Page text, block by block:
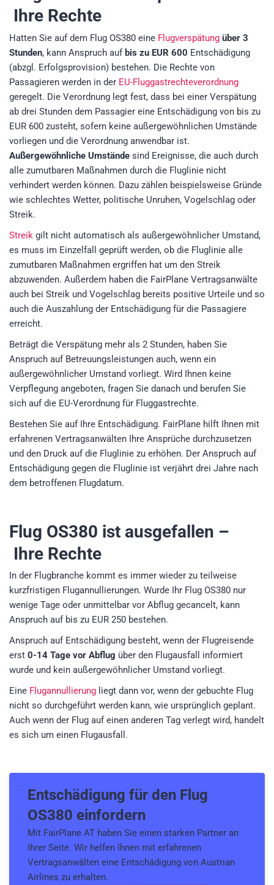
Ihre Rechte
Hatten Sie auf dem Flug OS380 eine Flugverspätung über 3
Stunden, kann Anspruch auf bis zu EUR 600 Entschädigung
(abzgl. Erfolgsprovision) bestehen. Die Rechte von
Passagieren werden in der EU-Fluggastrechteverordnung
geregelt. Die Verordnung legt fest, dass bei einer Verspätung
ab drei Stunden dem Passagier eine Entschädigung von bis zu
EUR 600 zusteht, sofern keine außergewöhnlichen Umstände
vorliegen und die Verordnung anwendbar ist.
Außergewöhnliche Umstände sind Ereignisse, die auch durch
alle zumutbaren Maßnahmen durch die Fluglinie nicht
verhindert werden können. Dazu zählen beispielsweise Gründe
wie schlechtes Wetter, politische Unruhen, Vogelschlag oder
Streik.
Streik gilt nicht automatisch als außergewöhnlicher Umstand,
es muss im Einzelfall geprüft werden, ob die Fluglinie alle
zumutbaren Maßnahmen ergriffen hat um den Streik
abzuwenden. Außerdem haben die FairPlane Vertragsanwälte
auch bei Streik und Vogelschlag bereits positive Urteile und so
auch die Auszahlung der Entschädigung für die Passagiere
erreicht.
Beträgt die Verspätung mehr als 2 Stunden, haben Sie
Anspruch auf Betreuungsleistungen auch, wenn ein
außergewöhnlicher Umstand vorliegt. Wird Ihnen keine
Verpflegung angeboten, fragen Sie danach und berufen Sie
sich auf die EU-Verordnung für Fluggastrechte.
Bestehen Sie auf Ihre Entschädigung. FairPlane hilft Ihnen mit
erfahrenen Vertragsanwälten Ihre Ansprüche durchzusetzen
und den Druck auf die Fluglinie zu erhöhen. Der Anspruch auf
Entschädigung gegen die Fluglinie ist verjährt drei Jahre nach
dem betroffenen Flugdatum.
Flug OS380 ist ausgefallen –
Ihre Rechte
In der Flugbranche kommt es immer wieder zu teilweise
kurzfristigen Flugannullierungen. Wurde Ihr Flug OS380 nur
wenige Tage oder unmittelbar vor Abflug gecancelt, kann
Anspruch auf bis zu EUR 250 bestehen.
Anspruch auf Entschädigung besteht, wenn der Flugreisende
erst 0-14 Tage vor Abflug über den Flugausfall informiert
wurde und kein außergewöhnlicher Umstand vorliegt.
Eine Flugannullierung liegt dann vor, wenn der gebuchte Flug
nicht so durchgeführt werden kann, wie ursprünglich geplant.
Auch wenn der Flug auf einen anderen Tag verlegt wird, handelt
es sich um einen Flugausfall.
Entschädigung für den Flug
OS380 einfordern
Mit FairPlane AT haben Sie einen starken Partner an
Ihrer Seite. Wir helfen Ihnen mit erfahrenen
Vertragsanwälten eine Entschädigung von Austrian
Airlines zu erhalten.